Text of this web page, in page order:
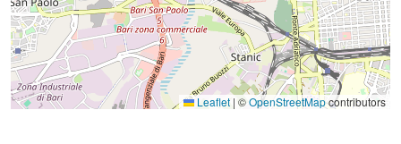
Leaflet | ©OpenStreetMapcontributors